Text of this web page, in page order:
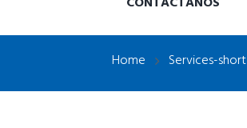
Home Services-short